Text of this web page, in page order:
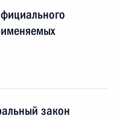
закон